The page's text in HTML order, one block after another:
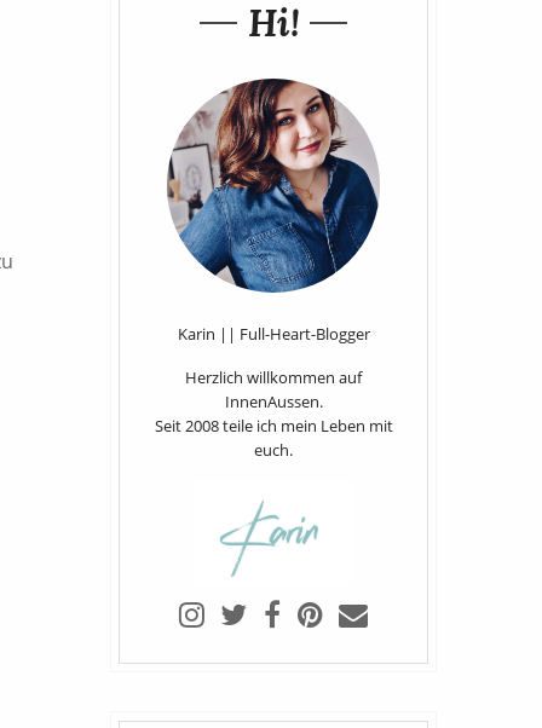
Hi!
Karin || Full-Heart-Blogger
Herzlich willkommen auf
InnenAussen.
Seit 2008 teile ich mein Leben mit
euch.